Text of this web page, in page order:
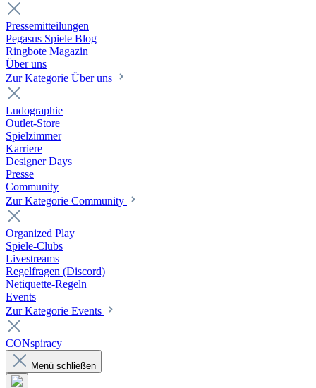
Pressemitteilungen
Pegasus Spiele Blog
Ringbote Magazin
Über uns
Zur Kategorie Über uns
Ludographie
Outlet-Store
Spielzimmer
Karriere
Designer Days
Presse
Community
Zur Kategorie Community
Organized Play
Spiele-Clubs
Livestreams
Regelfragen (Discord)
Netiquette-Regeln
Events
Zur Kategorie Events
CONspiracy
Menü schließen